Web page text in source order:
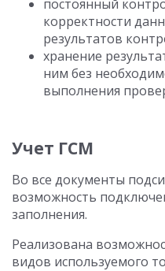
постоянный
корректности
результатов
хранение
ним без
выполнения
Учет ГСМ
Во все документы
возможность
заполнения.
Реализована
видов используемого